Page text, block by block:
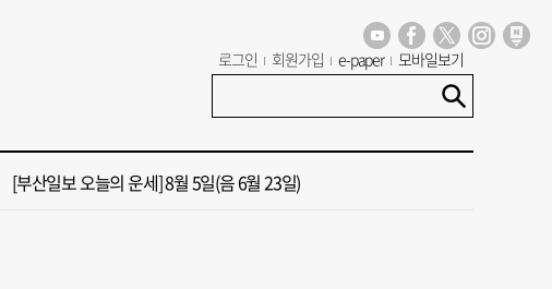
로그인 회원가입 e-paper 모바일보기
[속보] 제13호 태풍 돌핀 경로, 내주 중국 상륙…'불가마 더위' 언제까지
'구포시장 가이드' 자처한 한동훈…'구포데이'로 북구 알리기 총력